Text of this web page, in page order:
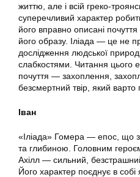
життю, але і всій греко-
суперечливий характер
його вправно описані
його образу. Іліада — це не
дослідження людської
слабкостями. Читання цього
почуття — захоплення,
безсмертний твір, який варто
Іван
«Іліада» Гомера — епос, що
та глибиною. Головним
Ахілл — сильний,
Його характер поєднує в собі